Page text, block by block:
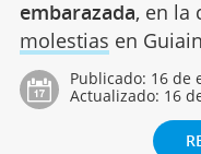
embarazada, en la
molestias en
Publicado: 16 de
Actualizado: 16